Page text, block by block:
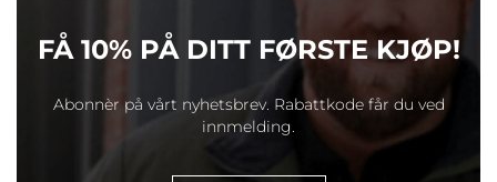
FÅ 10% PÅ DITT FØRSTE KJØP!
Abonnèr på vårt nyhetsbrev. Rabattkode får du ved
innmelding.